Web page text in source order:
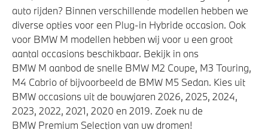
auto rijden? Binnen verschillende modellen hebben we
diverse opties voor een Plug-in Hybride occasion. Ook
voor BMW M modellen hebben wij voor u een groot
aantal occasions beschikbaar. Bekijk in ons
BMW M aanbod de snelle BMW M2 Coupe, M3 Touring,
M4 Cabrio of bijvoorbeeld de BMW M5 Sedan. Kies uit
BMW occasions uit de bouwjaren 2026, 2025, 2024,
2023, 2022, 2021, 2020 en 2019. Zoek nu de
BMW Premium Selection van uw dromen!